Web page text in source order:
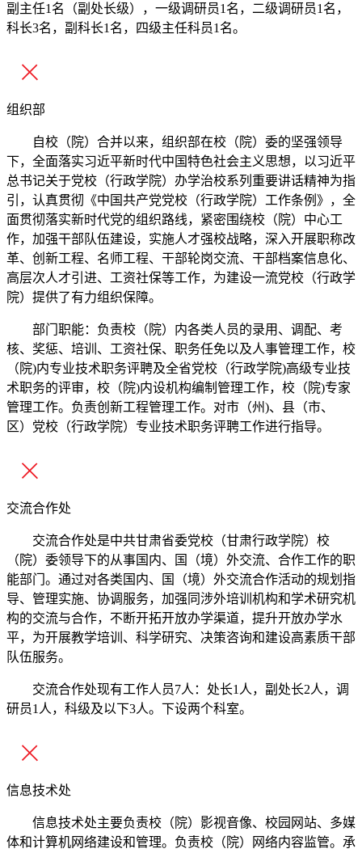
副主任1名（副处长级），一级调研员1名，二级调研员1名，
科长3名，副科长1名，四级主任科员1名。
组织部
自校（院）合并以来，组织部在校（院）委的坚强领导
下，全面落实习近平新时代中国特色社会主义思想，以习近平
总书记关于党校（行政学院）办学治校系列重要讲话精神为指
引，认真贯彻《中国共产党党校（行政学院）工作条例》，全
面贯彻落实新时代党的组织路线，紧密围绕校（院）中心工
作，加强干部队伍建设，实施人才强校战略，深入开展职称改
革、创新工程、名师工程、干部轮岗交流、干部档案信息化、
高层次人才引进、工资社保等工作，为建设一流党校（行政学
院）提供了有力组织保障。
部门职能：负责校（院）内各类人员的录用、调配、考
核、奖惩、培训、工资社保、职务任免以及人事管理工作，校
（院)内专业技术职务评聘及全省党校（行政学院)高级专业技
术职务的评审，校（院)内设机构编制管理工作，校（院)专家
管理工作。负责创新工程管理工作。对市（州)、县（市、
区）党校（行政学院）专业技术职务评聘工作进行指导。
交流合作处
交流合作处是中共甘肃省委党校（甘肃行政学院）校
（院）委领导下的从事国内、国（境）外交流、合作工作的职
能部门。通过对各类国内、国（境）外交流合作活动的规划指
导、管理实施、协调服务，加强同涉外培训机构和学术研究机
构的交流与合作，不断开拓开放办学渠道，提升开放办学水
平，为开展教学培训、科学研究、决策咨询和建设高素质干部
队伍服务。
交流合作处现有工作人员7人：处长1人，副处长2人，调
研员1人，科级及以下3人。下设两个科室。
信息技术处
信息技术处主要负责校（院）影视音像、校园网站、多媒
体和计算机网络建设和管理。负责校（院）网络内容监管。承